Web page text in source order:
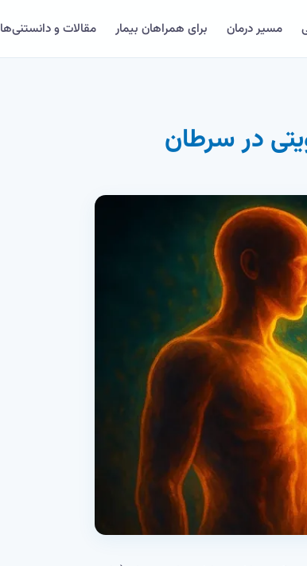
مسیر درمان برای همراهان بیمار مقالات و دانستنی‌ها
در سرطان